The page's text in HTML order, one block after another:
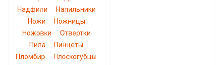
Надфили
Напильники
Ножи
Ножницы
Ножовки
Отвертки
Пила
Пинцеты
Пломбир
Плоскогубцы